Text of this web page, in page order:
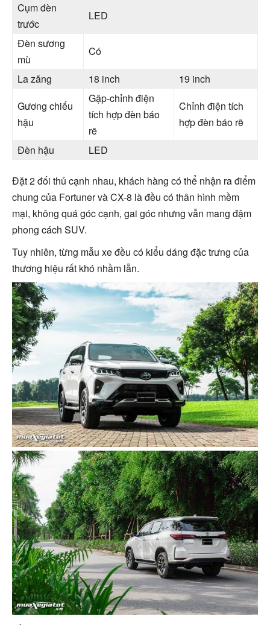
Cụm đèn
trước
LED
Đèn sương
mù
Có
La zăng
18 inch
19 inch
Gương chiếu
hậu
Gập-chỉnh điện
tích hợp đèn báo
rẽ
Chỉnh điện tích
hợp đèn báo rẽ
Đèn hậu
LED
Đặt 2 đối thủ cạnh nhau, khách hàng có thể nhận ra điểm
chung của Fortuner và CX-8 là đều có thân hình mềm
mại, không quá góc cạnh, gai góc nhưng vẫn mang đậm
phong cách SUV.
Tuy nhiên, từng mẫu xe đều có kiểu dáng đặc trưng của
thương hiệu rất khó nhầm lẫn.